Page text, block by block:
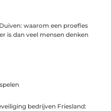
waarom een proefles
is dan veel mensen denken
bedrijven Friesland: